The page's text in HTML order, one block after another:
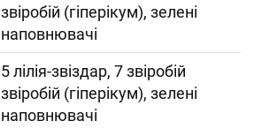
звіробій (гіперікум), зелені
наповнювачі
5 лілія-звіздар, 7 звіробій
звіробій (гіперікум), зелені
наповнювачі